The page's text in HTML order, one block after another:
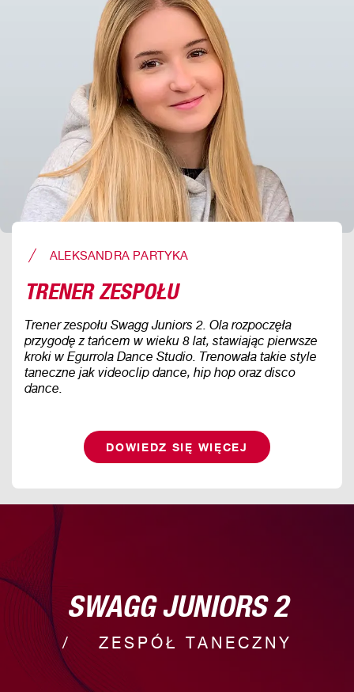
ALEKSANDRA PARTYKA
TRENER ZESPOŁU
Trener zespołu Swagg Juniors 2. Ola rozpoczęła
przygodę z tańcem w wieku 8 lat, stawiając pierwsze
kroki w Egurrola Dance Studio. Trenowała takie style
taneczne jak videoclip dance, hip hop oraz disco
dance.
DOWIEDZ SIĘ WIĘCEJ
SWAGG JUNIORS 2
ZESPÓŁ TANECZNY